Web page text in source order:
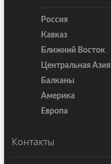
Россия
Кавказ
Ближний Восток
Центральная Азия
Балканы
Америка
Европа
Контакты